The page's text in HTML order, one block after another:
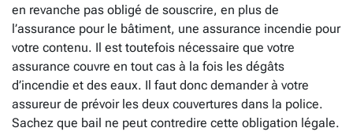
en revanche pas obligé de souscrire, en plus de
l’assurance pour le bâtiment, une assurance incendie pour
votre contenu. Il est toutefois nécessaire que votre
assurance couvre en tout cas à la fois les dégâts
d’incendie et des eaux. Il faut donc demander à votre
assureur de prévoir les deux couvertures dans la police.
Sachez que bail ne peut contredire cette obligation légale.